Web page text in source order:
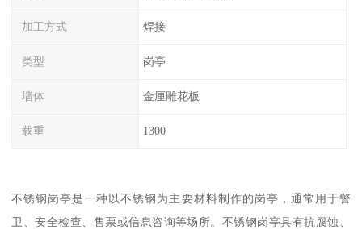
加工方式 焊接
类型 岗亭
墙体 金厘雕花板
载重 1300
不锈钢岗亭是一种以不锈钢为主要材料制作的岗亭，通常用于警
卫、安全检查、售票或信息咨询等场所。不锈钢岗亭具有抗腐蚀、